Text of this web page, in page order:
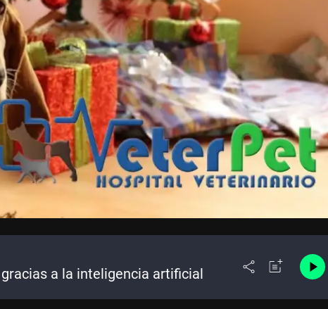
a la inteligencia artificial